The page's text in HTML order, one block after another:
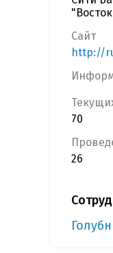
Сайт
http://
70
26